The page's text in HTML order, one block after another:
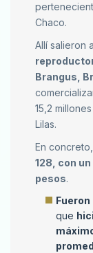
Chaco.
Allí salieron
Brangus,
15,2
Lilas.
En concreto,
128, con
pesos.
que